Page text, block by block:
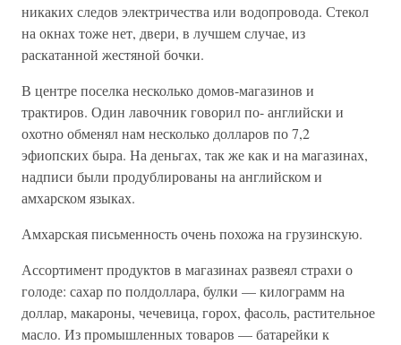
никаких следов электричества или водопровода. Стекол
на окнах тоже нет, двери, в лучшем случае, из
раскатанной жестяной бочки.
В центре поселка несколько домов-магазинов и
трактиров. Один лавочник говорил по- английски и
охотно обменял нам несколько долларов по 7,2
эфиопских быра. На деньгах, так же как и на магазинах,
надписи были продублированы на английском и
амхарском языках.
Амхарская письменность очень похожа на грузинскую.
Ассортимент продуктов в магазинах развеял страхи о
голоде: сахар по полдоллара, булки — килограмм на
доллар, макароны, чечевица, горох, фасоль, растительное
масло. Из промышленных товаров — батарейки к